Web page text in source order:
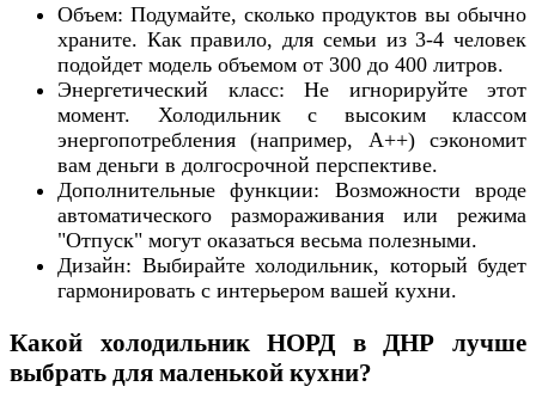
Объем: Подумайте, сколько продуктов вы обычно
храните. Как правило, для семьи из 3-4 человек
подойдет модель объемом от 300 до 400 литров.
Энергетический класс: Не игнорируйте этот
момент. Холодильник с высоким классом
энергопотребления (например, A++) сэкономит
вам деньги в долгосрочной перспективе.
Дополнительные функции: Возможности вроде
автоматического размораживания или режима
"Отпуск" могут оказаться весьма полезными.
Дизайн: Выбирайте холодильник, который будет
гармонировать с интерьером вашей кухни.
Какой холодильник НОРД в ДНР лучше
выбрать для маленькой кухни?